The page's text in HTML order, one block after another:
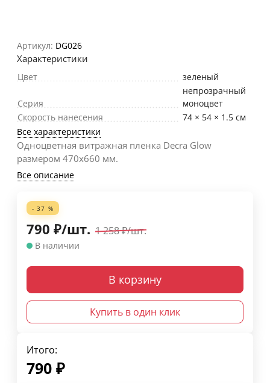
Артикул: DG026
Характеристики
Цвет зеленый
Серия
непрозрачный
моноцвет
Скорость нанесения
74 × 54 × 1.5 см
Все характеристики
Одноцветная витражная пленка Decra Glow
размером 470х660 мм.
Все описание
- 37 %
790 ₽/шт. 1 258₽/шт.
В наличии
В корзину
Купить в один клик
Итого:
790 ₽